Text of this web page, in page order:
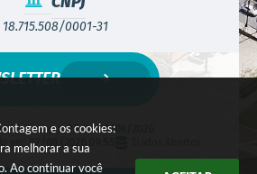
e os cookies:
melhorar a sua
Ao continuar você
18.715.508/0001-31
do Sistema:3.5.3 - 19/06/2026
em:
07/08/2026 09:55